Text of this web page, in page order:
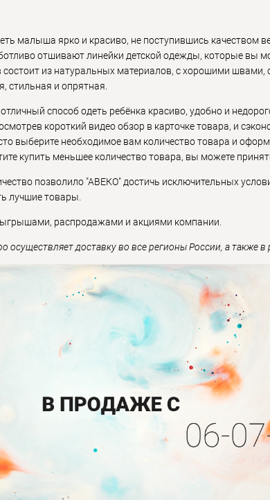
малыша ярко и красиво, не поступившись качеством
отшивают линейки детской одежды, которые вы
состоит из натуральных материалов, с хорошими
стильная и опрятная.
отличный способ одеть ребёнка красиво, удобно и
короткий видео обзор в карточке товара, и
выберите необходимое вам количество товара и
купить меньшее количество товара, вы можете
позволило "АВЕКО" достичь исключительных
лучшие товары.
распродажами и акциями компании.
осуществляет доставку во все регионы России, а также в